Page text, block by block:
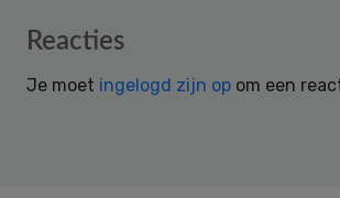
Reader
Reacties
Je moet ingelogd zijn op om een